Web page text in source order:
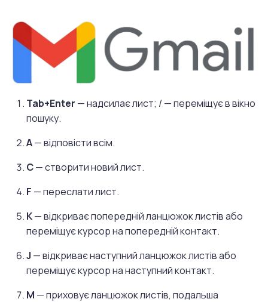
Tab+Enter — надсилає лист; / — переміщує в вікно
пошуку.
A— відповісти всім.
C— створити новий лист.
F — переслати лист.
K— відкриває попередній ланцюжок листів або
переміщує курсор на попередній контакт.
J — відкриває наступний ланцюжок листів або
переміщує курсор на наступний контакт.
M — приховує ланцюжок листів, подальша